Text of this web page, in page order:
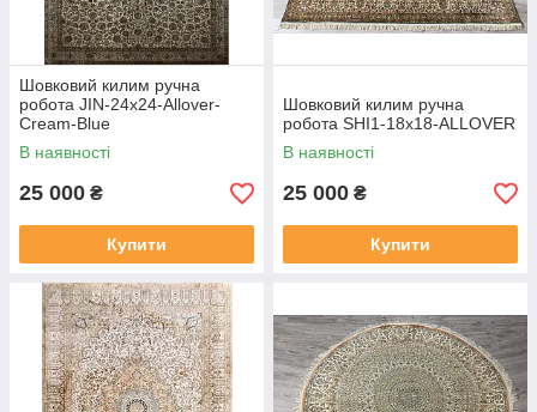
Шовковий килим ручна
робота JIN-24x24-Allover-
Cream-Blue
В наявності
25 000 ₴
Купити
Шовковий килим ручна
робота SHI1-18х18-ALLOVER
В наявності
25 000 ₴
Купити